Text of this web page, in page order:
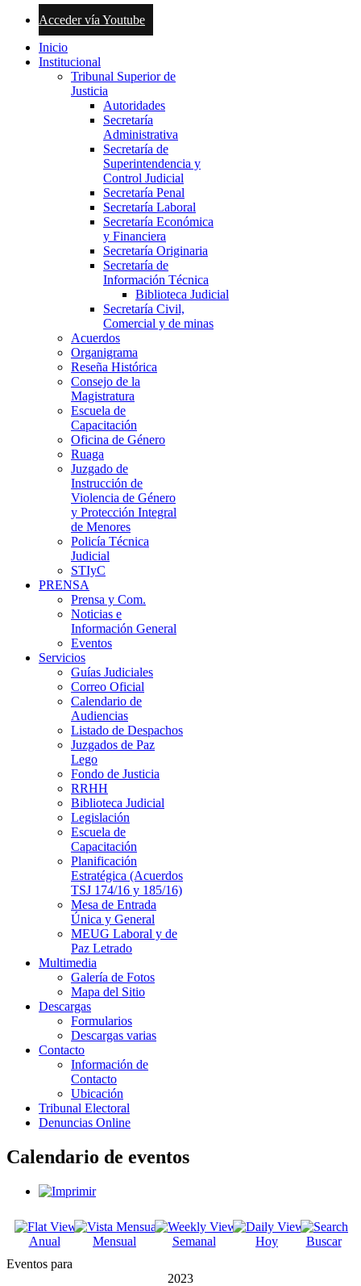
Acceder vía Youtube
Inicio
Institucional
Tribunal Superior de
Justicia
Autoridades
Secretaría
Administrativa
Secretaría de
Superintendencia y
Control Judicial
Secretaría Penal
Secretaría Laboral
Secretaría Económica
y Financiera
Secretaría Originaria
Secretaría de
Información Técnica
Biblioteca Judicial
Secretaría Civil,
Comercial y de minas
Acuerdos
Organigrama
Reseña Histórica
Consejo de la
Magistratura
Escuela de
Capacitación
Oficina de Género
Ruaga
Juzgado de
Instrucción de
Violencia de Género
y Protección Integral
de Menores
Policía Técnica
Judicial
STIyC
PRENSA
Prensa y Com.
Noticias e
Información General
Eventos
Servicios
Guías Judiciales
Correo Oficial
Calendario de
Audiencias
Listado de Despachos
Juzgados de Paz
Lego
Fondo de Justicia
RRHH
Biblioteca Judicial
Legislación
Escuela de
Capacitación
Planificación
Estratégica (Acuerdos
TSJ 174/16 y 185/16)
Mesa de Entrada
Única y General
MEUG Laboral y de
Paz Letrado
Multimedia
Galería de Fotos
Mapa del Sitio
Descargas
Formularios
Descargas varias
Contacto
Información de
Contacto
Ubicación
Tribunal Electoral
Denuncias Online
Calendario de eventos
Anual Mensual Semanal Hoy
Buscar
Eventos para
2023